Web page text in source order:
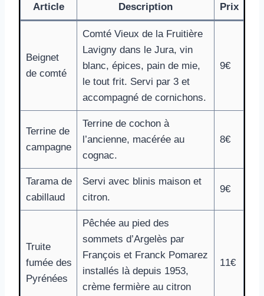
Article Description Prix
Beignet
de comté
Comté Vieux de la Fruitière
Lavigny dans le Jura, vin
blanc, épices, pain de mie,
le tout frit. Servi par 3 et
accompagné de cornichons.
9€
Terrine de
campagne
Terrine de cochon à
l’ancienne, macérée au
cognac.
8€
Tarama de
cabillaud
Servi avec blinis maison et
citron.
9€
Truite
fumée des
Pyrénées
Pêchée au pied des
sommets d’Argelès par
François et Franck Pomarez
installés là depuis 1953,
crème fermière au citron
11€